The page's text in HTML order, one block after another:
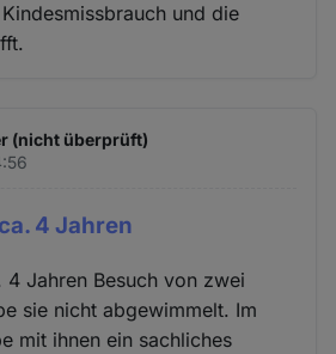
und die
(nicht überprüft)
4 Jahren
Jahren Besuch von zwei
sie nicht abgewimmelt. Im
mit ihnen ein sachliches